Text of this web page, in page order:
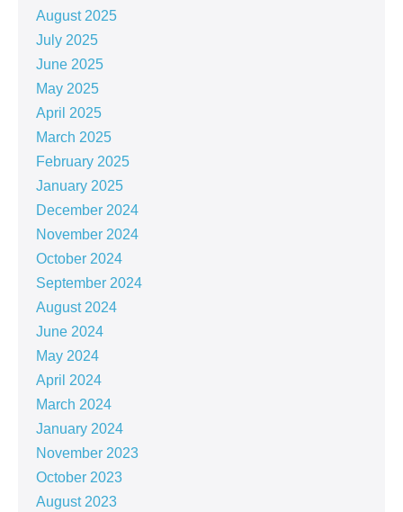
August 2025
July 2025
June 2025
May 2025
April 2025
March 2025
February 2025
January 2025
December 2024
November 2024
October 2024
September 2024
August 2024
June 2024
May 2024
April 2024
March 2024
January 2024
November 2023
October 2023
August 2023